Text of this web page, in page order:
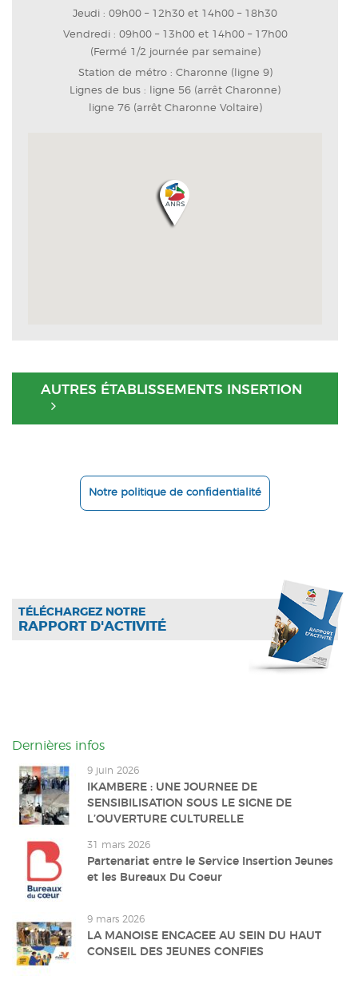
Jeudi : 09h00 – 12h30 et 14h00 – 18h30
Vendredi : 09h00 – 13h00 et 14h00 – 17h00
(Fermé 1/2 journée par semaine)
Station de métro : Charonne (ligne 9)
Lignes de bus : ligne 56 (arrêt Charonne)
ligne 76 (arrêt Charonne Voltaire)
AUTRES ÉTABLISSEMENTS INSERTION
Notre politique de confidentialité
TÉLÉCHARGEZ NOTRE
RAPPORT D'ACTIVITÉ
Dernières infos
9 juin 2026
IKAMBERE : UNE JOURNEE DE
SENSIBILISATION SOUS LE SIGNE DE
L’OUVERTURE CULTURELLE
31 mars 2026
Partenariat entre le Service Insertion Jeunes
et les Bureaux Du Coeur
9 mars 2026
LA MANOISE ENGAGEE AU SEIN DU HAUT
CONSEIL DES JEUNES CONFIES